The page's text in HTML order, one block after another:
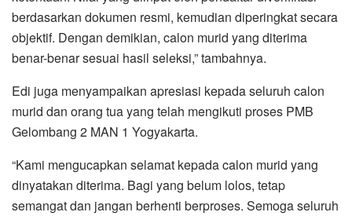
berdasarkan dokumen resmi, kemudian diperingkat secara
objektif. Dengan demikian, calon murid yang diterima
benar-benar sesuai hasil seleksi,” tambahnya.
Edi juga menyampaikan apresiasi kepada seluruh calon
murid dan orang tua yang telah mengikuti proses PMB
Gelombang 2 MAN 1 Yogyakarta.
“Kami mengucapkan selamat kepada calon murid yang
dinyatakan diterima. Bagi yang belum lolos, tetap
semangat dan jangan berhenti berproses. Semoga seluruh